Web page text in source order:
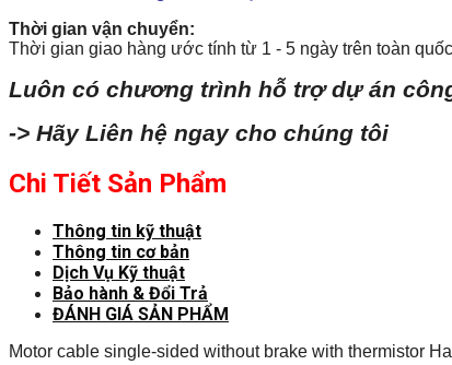
Thời gian vận chuyển:
Thời gian giao hàng ước tính từ 1 - 5 ngày trên toàn
Luôn có chương trình hỗ trợ dự án
-> Hãy Liên hệ ngay cho chúng tôi
Chi Tiết Sản Phẩm
Thông tin kỹ thuật
Thông tin cơ bản
Dịch Vụ Kỹ thuật
Bảo hành & Đổi Trả
ĐÁNH GIÁ SẢN PHẨM
Motor cable single-sided without brake with thermistor